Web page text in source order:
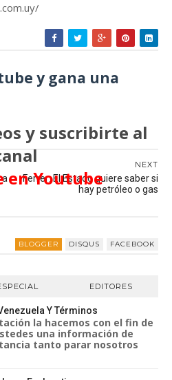
y gana una
y suscribirte al
en Youtube
NEXT
Ferrer: El Estado quiere saber si
hay petróleo o gas
BLOGGER DISQUS FACEBOOK
EDITORES
Y Términos
la hacemos con el fin de
una información de
tanto parar nosotros